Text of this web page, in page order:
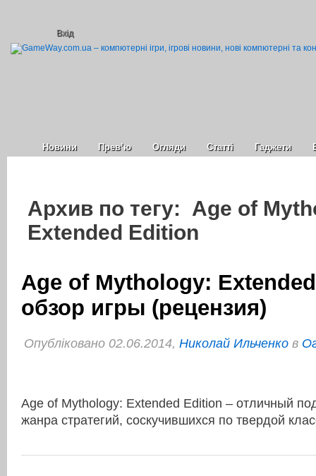
Вхід
Новини Прев’ю Огляди Статті Гаджети
Архив по тегу: Age of
Extended Edition
Age of Mythology:
обзор игры (рецензия)
Опубліковано 02.06.2014, Николай Ильченко в
Age of Mythology: Extended Edition – отличный
жанра стратегий, соскучившихся по твердой